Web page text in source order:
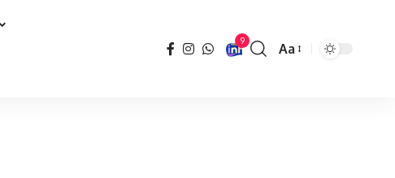
9
Font
Aa